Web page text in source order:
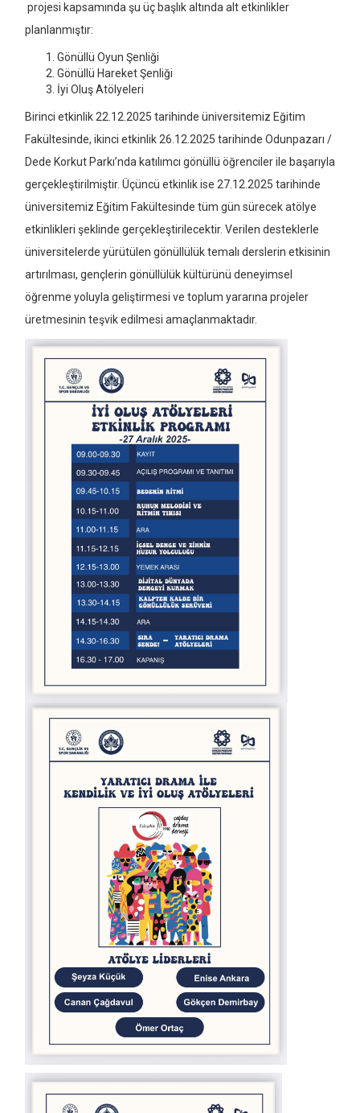
projesi kapsamında şu üç başlık altında alt etkinlikler
planlanmıştır:
Gönüllü Oyun Şenliği
Gönüllü Hareket Şenliği
İyi Oluş Atölyeleri
Birinci etkinlik 22.12.2025 tarihinde üniversitemiz Eğitim
Fakültesinde, ikinci etkinlik 26.12.2025 tarihinde Odunpazarı /
Dede Korkut Parkı’nda katılımcı gönüllü öğrenciler ile başarıyla
gerçekleştirilmiştir. Üçüncü etkinlik ise 27.12.2025 tarihinde
üniversitemiz Eğitim Fakültesinde tüm gün sürecek atölye
etkinlikleri şeklinde gerçekleştirilecektir. Verilen desteklerle
üniversitelerde yürütülen gönüllülük temalı derslerin etkisinin
artırılması, gençlerin gönüllülük kültürünü deneyimsel
öğrenme yoluyla geliştirmesi ve toplum yararına projeler
üretmesinin teşvik edilmesi amaçlanmaktadır.